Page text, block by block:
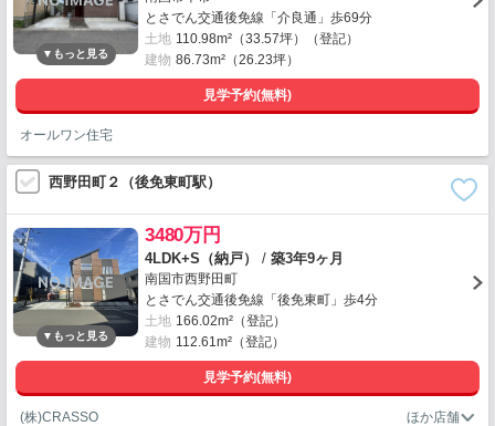
とさでん交通後免線「介良通」歩69分
土地 110.98m²（33.57坪）（登記）
建物 86.73m²（26.23坪）
見学予約(無料)
オールワン住宅
西野田町２（後免東町駅）
3480万円
4LDK+S（納戸） / 築3年9ヶ月
南国市西野田町
とさでん交通後免線「後免東町」歩4分
土地 166.02m²（登記）
建物 112.61m²（登記）
見学予約(無料)
(株)CRASSO